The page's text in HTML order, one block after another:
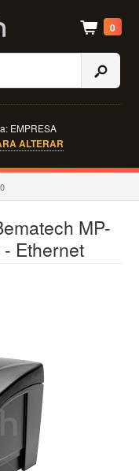
0
EMPRESA
ALTERAR
MP-
Ethernet